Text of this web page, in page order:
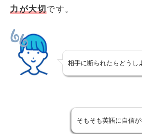
力が大切 です。
相手に断られたらどうし
そもそも英語に自信